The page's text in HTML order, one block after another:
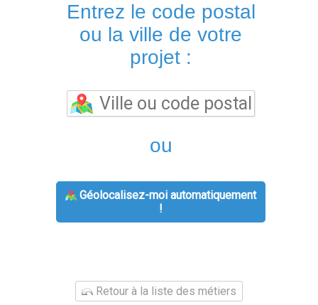
Entrez le code postal
ou la ville de votre
projet :
ou
Géolocalisez-moi automatiquement
!
Retour à la liste des métiers